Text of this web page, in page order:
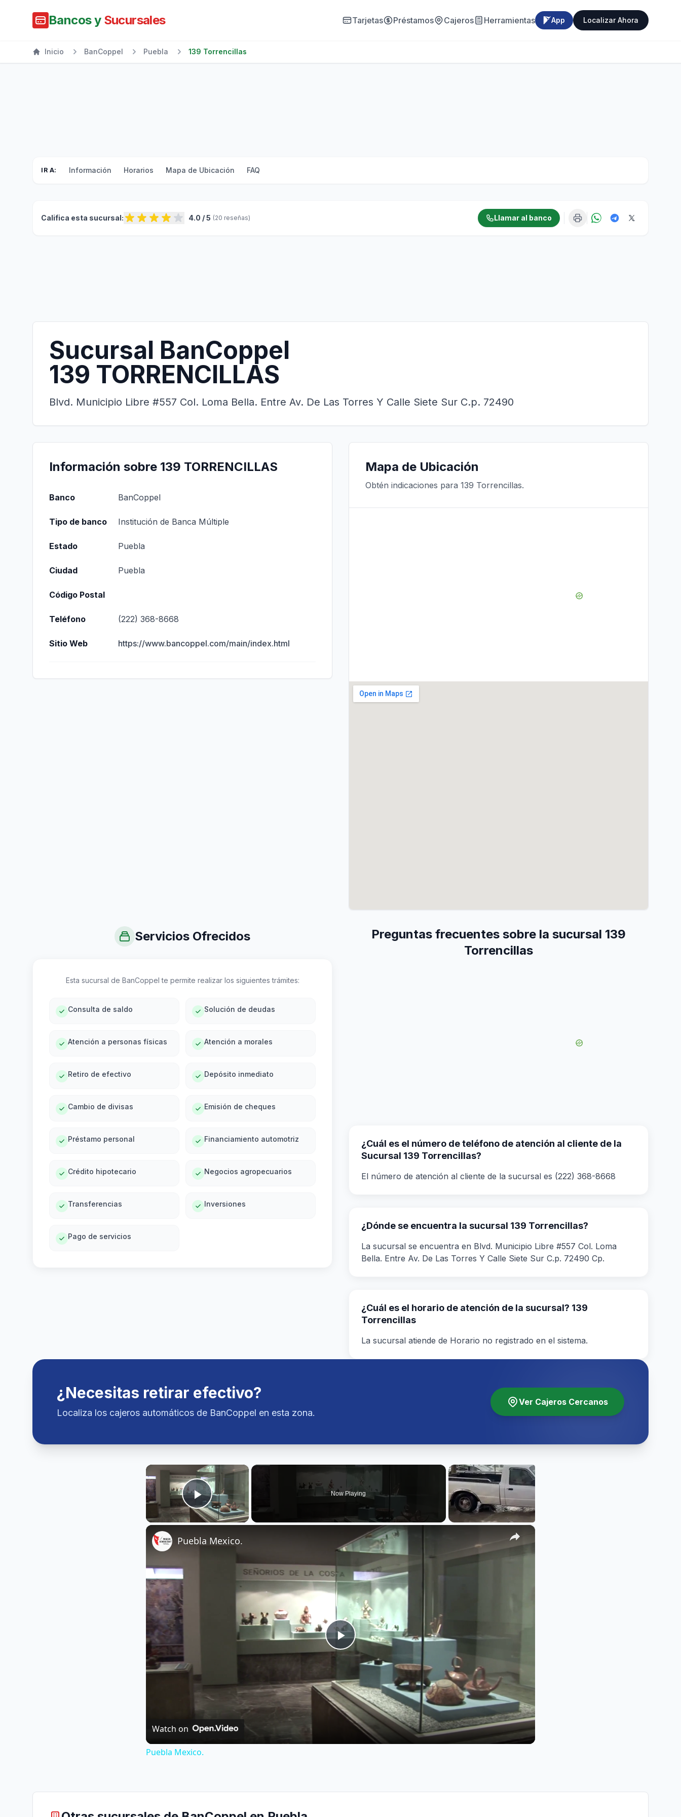
Bancos y Sucursales Tarjetas Préstamos Cajeros Herramientas App Localizar Ahora
Inicio BanCoppel Puebla 139 Torrencillas
IR A: Información Horarios Mapa de Ubicación FAQ
Califica esta sucursal: 4.0 / 5 (20 reseñas) Llamar al banco
Sucursal BanCoppel
139 TORRENCILLAS
Blvd. Municipio Libre #557 Col. Loma Bella. Entre Av. De Las Torres Y Calle Siete Sur C.p. 72490
Información sobre 139 TORRENCILLAS
Banco BanCoppel
Tipo de banco Institución de Banca Múltiple
Estado Puebla
Ciudad Puebla
Código Postal
Teléfono (222) 368-8668
Sitio Web https://www.bancoppel.com/main/index.html
Mapa de Ubicación
Obtén indicaciones para 139 Torrencillas.
Servicios Ofrecidos
Esta sucursal de BanCoppel te permite realizar los siguientes trámites:
Consulta de saldo Solución de deudas
Atención a personas físicas Atención a morales
Retiro de efectivo Depósito inmediato
Cambio de divisas Emisión de cheques
Préstamo personal Financiamiento automotriz
Crédito hipotecario Negocios agropecuarios
Transferencias Inversiones
Pago de servicios
Preguntas frecuentes sobre la sucursal 139
Torrencillas
¿Cuál es el número de teléfono de atención al cliente de la
Sucursal 139 Torrencillas?
El número de atención al cliente de la sucursal es (222) 368-8668
¿Dónde se encuentra la sucursal 139 Torrencillas?
La sucursal se encuentra en Blvd. Municipio Libre #557 Col. Loma
Bella. Entre Av. De Las Torres Y Calle Siete Sur C.p. 72490 Cp.
¿Cuál es el horario de atención de la sucursal? 139
Torrencillas
La sucursal atiende de Horario no registrado en el sistema.
¿Necesitas retirar efectivo?
Localiza los cajeros automáticos de BanCoppel en esta zona.
Ver Cajeros Cercanos
×
Play Video
Now Playing
×
Play
Video
Puebla Mexico.
Watch on
Puebla Mexico.